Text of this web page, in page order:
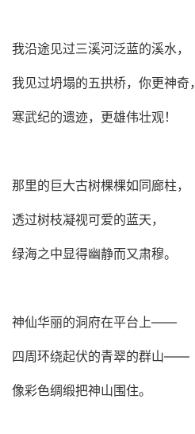
我沿途见过三溪河泛蓝的溪水，
我见过坍塌的五拱桥，你更神奇，
寒武纪的遗迹，更雄伟壮观！
那里的巨大古树棵棵如同廊柱，
透过树枝凝视可爱的蓝天，
绿海之中显得幽静而又肃穆。
神仙华丽的洞府在平台上——
四周环绕起伏的青翠的群山——
像彩色绸缎把神山围住。